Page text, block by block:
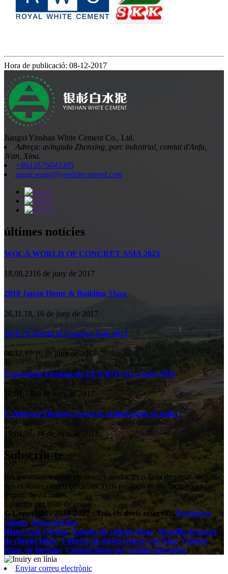
Hora de publicació: 08-12-2017
Jiangxi Yinshan White Cement Co., Ltd.
Adreça: avinguda Zhenxing, parc industrial, comtat d'Anfu,
Ji'an, Xina.
+8613576043305
sugar.wang@yswhitecement.com
últimes notícies
WOCA WORLD OF CONCRET ASIA 2023
18,08,2316 de juny de 2017
2018 Japan Home & Building Show
26,11,18, 16 de juny de 2017
WOCA World of Concret Àsia 2017
08,12,17 16 de juny de 2017
Exportació Yinshan als EUA ROYAL i Japó SKK
18,01,1716 de juny de 2017
L'empresa Yinshan crearà la primera marca amb...
19,04,16, 16 de juny de 2017
Subscriu-te
Per a consultes sobre els nostres productes o llista de preus, deixeu-
nos el vostre correu electrònic i ens posarem en contacte en un
termini de 24 hores.
Consulta per llista de preus
© Copyright - 2010-2022 : Tots els drets reservats.Productes
calents, Mapa del lloc
Blanc Gris Ciment, Rajoles de ciment blanc,Massilla de paret
de ciment blanc, Fàbrica de ciment blanc a la Xina, Ciment
blanc de formigó Ciment blanc per a fuites del sostre,
Enviar correu electrònic